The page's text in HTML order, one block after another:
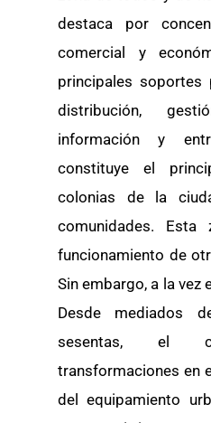
destaca por
comercial y
principales soportes
distribución,
información y
constituye el
colonias de la
comunidades. Esta
funcionamiento de
Sin embargo, a la vez
Desde mediados
sesentas, el
transformaciones en
del equipamiento